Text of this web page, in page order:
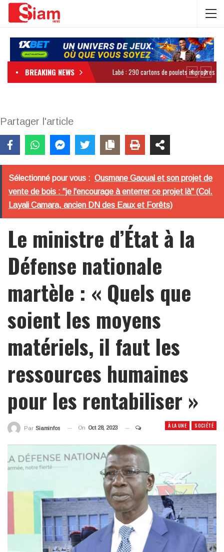
BREAKING NEWS
Partager l'article
Sélectionné pour vous : Ousmane Gaoual et son projet de
vente de bois : "je l'encourage à enterrer ce projet là" (Col.
Layali Camara, ancien DN des Eaux et Forêts)
Le ministre d’État à la
Défense nationale
martèle : « Quels que
soient les moyens
matériels, il faut les
ressources humaines
pour les rentabiliser »
À LA UNE SOCIÉTÉ
Par Siaminfos On Oct 28, 2023